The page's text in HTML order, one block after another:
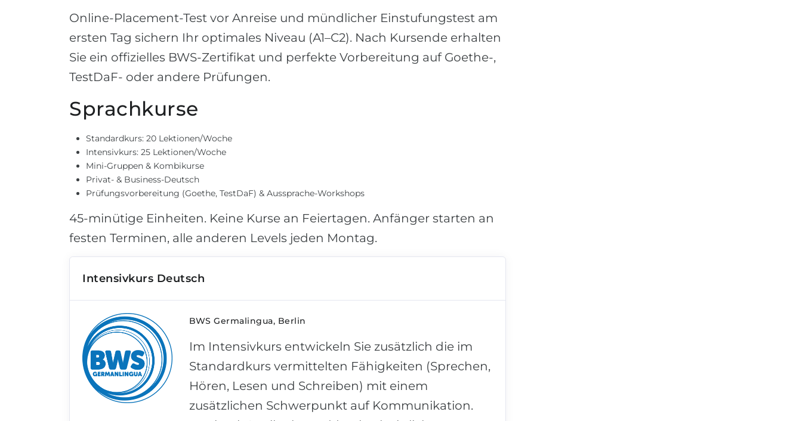
Online-Placement-Test vor Anreise und mündlicher Einstufungstest am
ersten Tag sichern Ihr optimales Niveau (A1–C2). Nach Kursende erhalten
Sie ein offizielles BWS-Zertifikat und perfekte Vorbereitung auf Goethe-,
TestDaF- oder andere Prüfungen.
Sprachkurse
Standardkurs: 20 Lektionen/Woche
Intensivkurs: 25 Lektionen/Woche
Mini-Gruppen & Kombikurse
Privat- & Business-Deutsch
Prüfungsvorbereitung (Goethe, TestDaF) & Aussprache-Workshops
45-minütige Einheiten. Keine Kurse an Feiertagen. Anfänger starten an
festen Terminen, alle anderen Levels jeden Montag.
Intensivkurs Deutsch
BWS Germalingua, Berlin
Im Intensivkurs entwickeln Sie zusätzlich die im
Standardkurs vermittelten Fähigkeiten (Sprechen,
Hören, Lesen und Schreiben) mit einem
zusätzlichen Schwerpunkt auf Kommunikation.